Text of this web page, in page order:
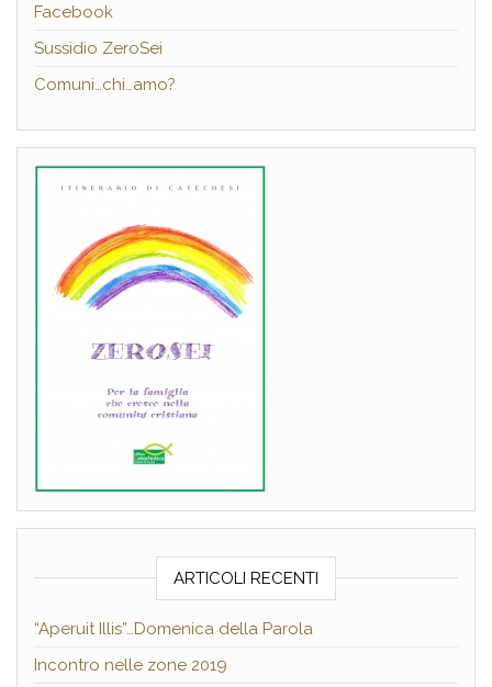
Facebook
Sussidio ZeroSei
Comuni…chi…amo?
ARTICOLI RECENTI
“Aperuit Illis”…Domenica della Parola
Incontro nelle zone 2019